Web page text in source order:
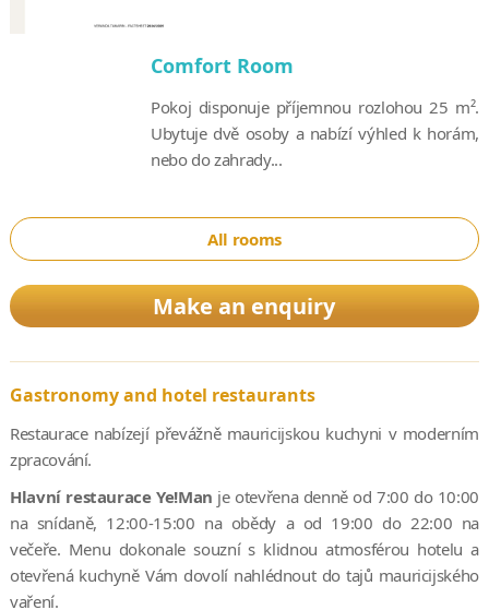
Comfort Room
Pokoj disponuje příjemnou rozlohou 25 m².
Ubytuje dvě osoby a nabízí výhled k horám,
nebo do zahrady...
All rooms
Make an enquiry
Gastronomy and hotel restaurants
Restaurace nabízejí převážně mauricijskou kuchyni v moderním
zpracování.
Hlavní restaurace Ye!Man je otevřena denně od 7:00 do 10:00
na snídaně, 12:00-15:00 na obědy a od 19:00 do 22:00 na
večeře. Menu dokonale souzní s klidnou atmosférou hotelu a
otevřená kuchyně Vám dovolí nahlédnout do tajů mauricijského
vaření.